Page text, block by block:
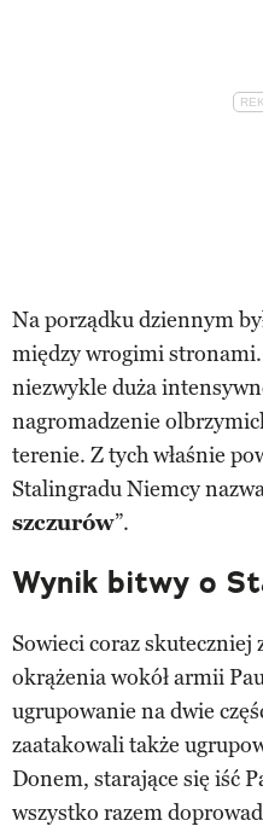
Na porządku dziennym
między wrogimi stronami.
niezwykle duża
nagromadzenie
terenie. Z tych właśnie
Stalingradu Niemcy
szczurów”.
Wynik bitwy o
Sowieci coraz skuteczniej
okrążenia wokół armii
ugrupowanie na dwie
zaatakowali także
Donem, starające się iść
wszystko razem